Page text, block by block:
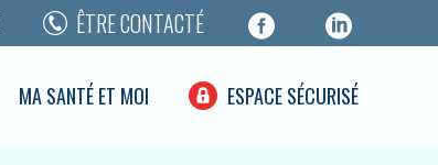
MA SANTÉ ET MOI ESPACE SÉCURISÉ
ÊTRE CONTACTÉ